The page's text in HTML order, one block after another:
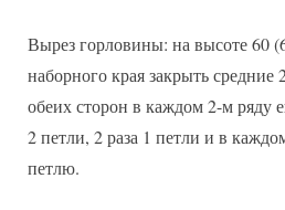
Вырез горловины: на высоте 60
наборного края закрыть средние
обеих сторон в каждом 2-м ряду
2 петли, 2 раза 1 петли и в
петлю.